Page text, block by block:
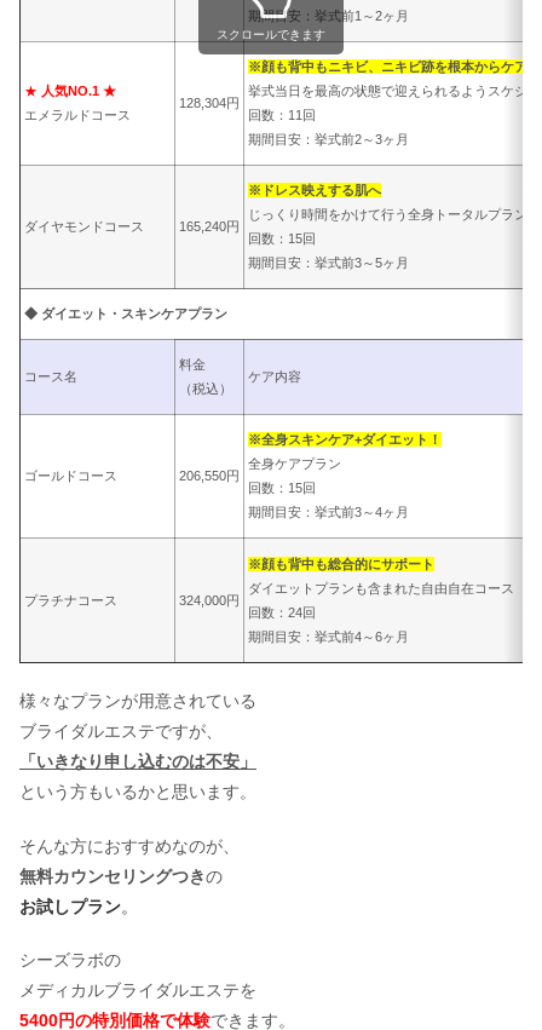
期間目安：挙式前1～2ヶ月
★ 人気NO.1 ★
エメラルドコース
128,304円
※顔も背中もニキビ、ニキビ跡を根本からケア
挙式当日を最高の状態で迎えられるようスケジ
回数：11回
期間目安：挙式前2～3ヶ月
ダイヤモンドコース 165,240円
※ドレス映えする肌へ
じっくり時間をかけて行う全身トータルプラン
回数：15回
期間目安：挙式前3～5ヶ月
◆ ダイエット・スキンケアプラン
コース名
料金
（税込）
ケア内容
ゴールドコース 206,550円
※全身スキンケア+ダイエット！
全身ケアプラン
回数：15回
期間目安：挙式前3～4ヶ月
プラチナコース 324,000円
※顔も背中も総合的にサポート
ダイエットプランも含まれた自由自在コース
回数：24回
期間目安：挙式前4～6ヶ月
スクロールできます
様々なプランが用意されている
ブライダルエステですが、
「いきなり申し込むのは不安」
という方もいるかと思います。
そんな方におすすめなのが、
無料カウンセリングつきの
お試しプラン。
シーズラボの
メディカルブライダルエステを
5400円の特別価格で体験できます。